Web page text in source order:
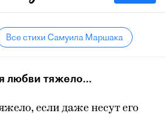
Все стихи Самуила Маршака
любви тяжело...
если даже несут его